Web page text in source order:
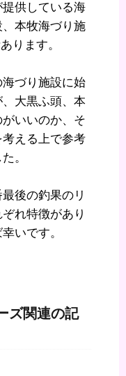
供している海
本牧海づり施
ります。
づり施設に始
大黒ふ頭、本
いいのか、そ
える上で参考
。
後の釣果のリ
れ特徴があり
いです。
ズ関連の記